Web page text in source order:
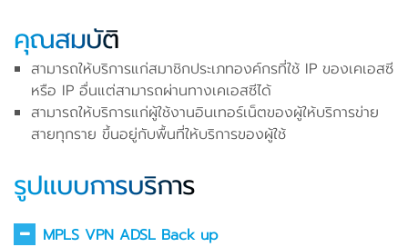
คุณสมบัติ
สามารถให้บริการแก่สมาชิกประเภทองค์กรที่ใช้ IP ของเคเอสซี
หรือ IP อื่นแต่สามารถผ่านทางเคเอสซีได้
สามารถให้บริการแก่ผู้ใช้งานอินเทอร์เน็ตของผู้ให้บริการข่าย
สายทุกราย ขึ้นอยู่กับพื้นที่ให้บริการของผู้ใช้
รูปแบบการบริการ
MPLS VPN ADSL Back up